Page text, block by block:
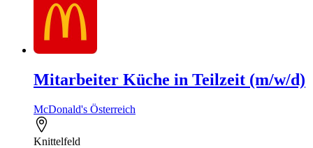
Mitarbeiter Küche in Teilzeit (m/w/d)
McDonald's Österreich
Knittelfeld